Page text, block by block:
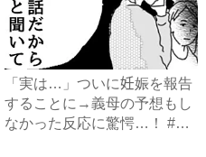
「実は…」ついに妊娠を報告
することに→義母の予想もし
なかった反応に驚愕…！ #